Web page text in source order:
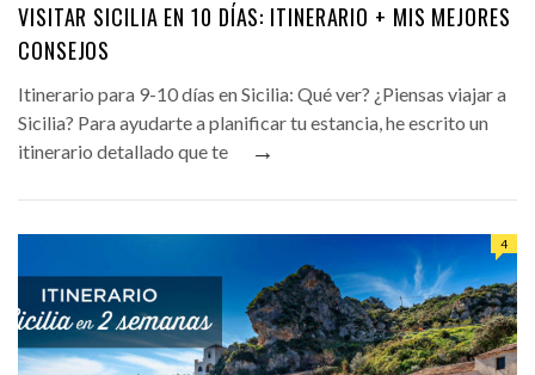
VISITAR SICILIA EN 10 DÍAS: ITINERARIO + MIS MEJORES
CONSEJOS
Itinerario para 9-10 días en Sicilia: Qué ver? ¿Piensas viajar a
Sicilia? Para ayudarte a planificar tu estancia, he escrito un
itinerario detallado que te
→
4